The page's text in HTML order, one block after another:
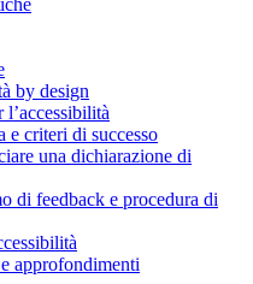
by design
e criteri di successo
una dichiarazione di
di feedback e procedura di
approfondimenti